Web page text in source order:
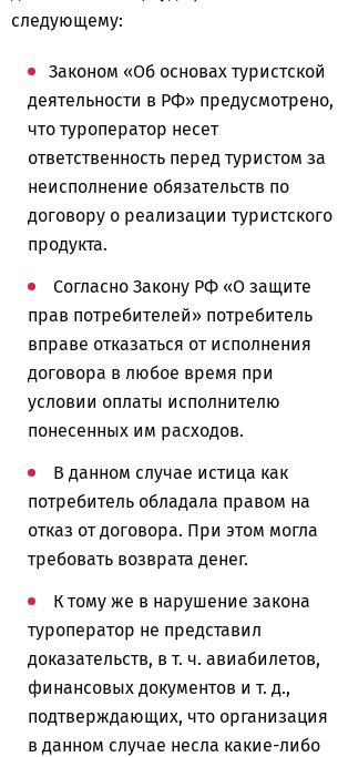
следующему:
Законом «Об основах туристской
деятельности в РФ» предусмотрено,
что туроператор несет
ответственность перед туристом за
неисполнение обязательств по
договору о реализации туристского
продукта.
Согласно Закону РФ «О защите
прав потребителей» потребитель
вправе отказаться от исполнения
договора в любое время при
условии оплаты исполнителю
понесенных им расходов.
В данном случае истица как
потребитель обладала правом на
отказ от договора. При этом могла
требовать возврата денег.
К тому же в нарушение закона
туроператор не представил
доказательств, в т. ч. авиабилетов,
финансовых документов и т. д.,
подтверждающих, что организация
в данном случае несла какие-либо